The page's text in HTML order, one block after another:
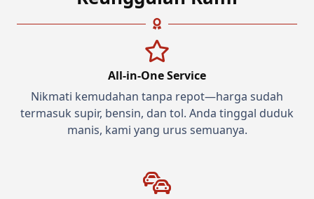
All-in-One Service
Nikmati kemudahan tanpa repot—harga sudah
termasuk supir, bensin, dan tol. Anda tinggal duduk
manis, kami yang urus semuanya.